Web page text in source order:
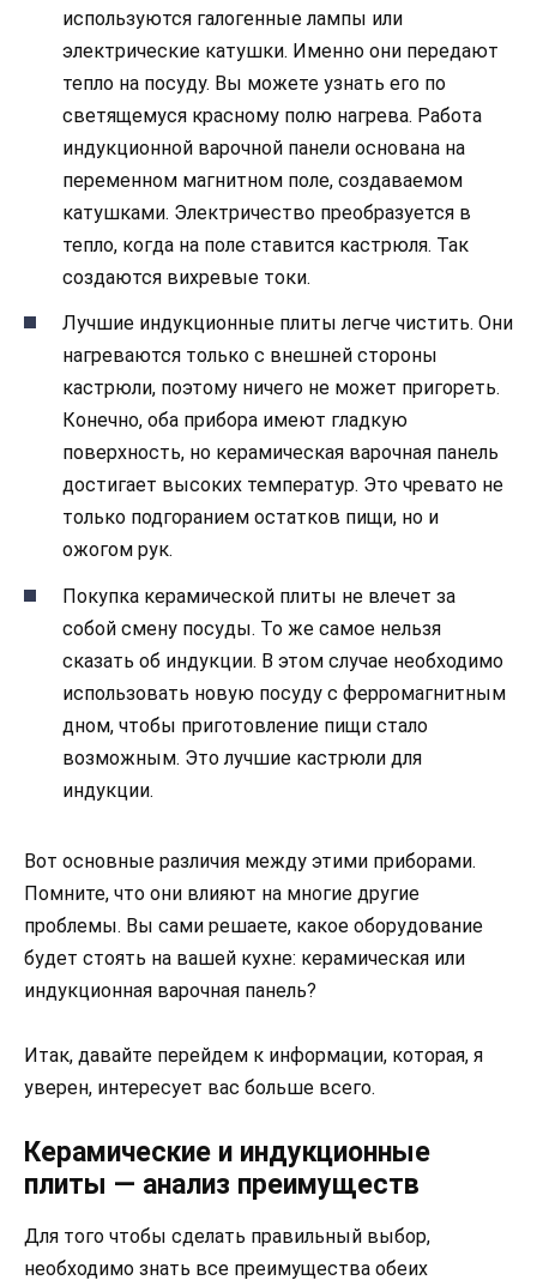
используются галогенные лампы или
электрические катушки. Именно они передают
тепло на посуду. Вы можете узнать его по
светящемуся красному полю нагрева. Работа
индукционной варочной панели основана на
переменном магнитном поле, создаваемом
катушками. Электричество преобразуется в
тепло, когда на поле ставится кастрюля. Так
создаются вихревые токи.
Лучшие индукционные плиты легче чистить. Они
нагреваются только с внешней стороны
кастрюли, поэтому ничего не может пригореть.
Конечно, оба прибора имеют гладкую
поверхность, но керамическая варочная панель
достигает высоких температур. Это чревато не
только подгоранием остатков пищи, но и
ожогом рук.
Покупка керамической плиты не влечет за
собой смену посуды. То же самое нельзя
сказать об индукции. В этом случае необходимо
использовать новую посуду с ферромагнитным
дном, чтобы приготовление пищи стало
возможным. Это лучшие кастрюли для
индукции.
Вот основные различия между этими приборами.
Помните, что они влияют на многие другие
проблемы. Вы сами решаете, какое оборудование
будет стоять на вашей кухне: керамическая или
индукционная варочная панель?
Итак, давайте перейдем к информации, которая, я
уверен, интересует вас больше всего.
Керамические и индукционные
плиты — анализ преимуществ
Для того чтобы сделать правильный выбор,
необходимо знать все преимущества обеих